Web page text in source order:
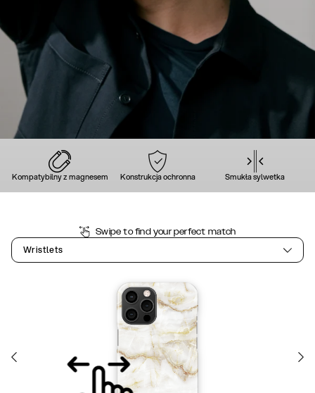
Kompatybilny z magnesem Konstrukcja ochronna Smukła sylwetka
Swipe to find your perfect match
Wristlets